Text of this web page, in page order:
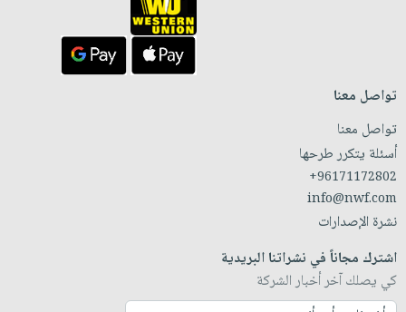
تواصل معنا
تواصل معنا
أسئلة يتكرر طرحها
+96171172802
info@nwf.com
نشرة الإصدارات
اشترك مجاناً في نشراتنا البريدية
كي يصلك آخر أخبار الشركة